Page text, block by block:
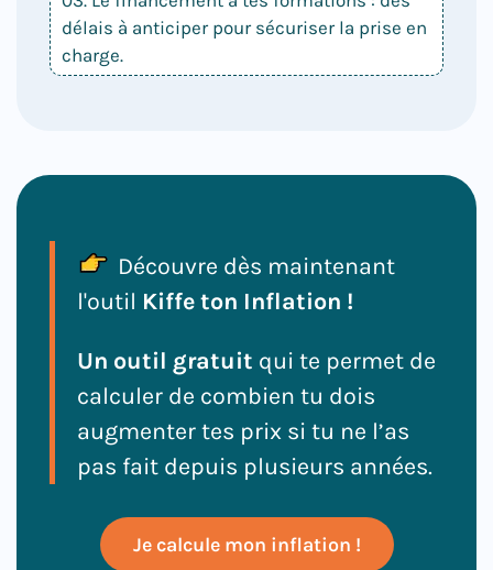
délais à anticiper pour sécuriser la prise en
charge.
Découvre dès maintenant
l'outil Kiffe ton Inflation !
Un outil gratuit qui te permet de
calculer de combien tu dois
augmenter tes prix si tu ne l’as
pas fait depuis plusieurs années.
Je calcule mon inflation !